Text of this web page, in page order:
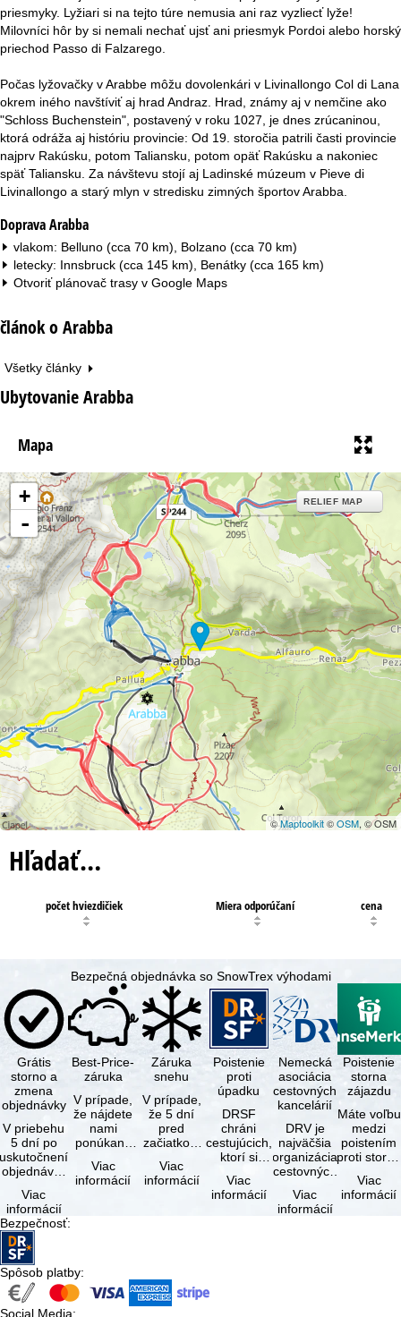
priesmyky. Lyžiari si na tejto túre nemusia ani raz vyzliecť lyže!
Milovníci hôr by si nemali nechať ujsť ani priesmyk Pordoi alebo horský
priechod Passo di Falzarego.
Počas lyžovačky v Arabbe môžu dovolenkári v Livinallongo Col di Lana
okrem iného navštíviť aj hrad Andraz. Hrad, známy aj v nemčine ako
"Schloss Buchenstein", postavený v roku 1027, je dnes zrúcaninou,
ktorá odráža aj históriu provincie: Od 19. storočia patrili časti provincie
najprv Rakúsku, potom Taliansku, potom opäť Rakúsku a nakoniec
späť Taliansku. Za návštevu stojí aj Ladinské múzeum v Pieve di
Livinallongo a starý mlyn v stredisku zimných športov Arabba.
Doprava Arabba
vlakom: Belluno (cca 70 km), Bolzano (cca 70 km)
letecky: Innsbruck (cca 145 km), Benátky (cca 165 km)
Otvoriť plánovač trasy v Google Maps
článok o Arabba
Všetky články
Ubytovanie Arabba
Mapa
+
-
RELIEF MAP
©Maptoolkit©OSM, © OSM
Hľadať…
počet hviezdičiek Miera odporúčaní cena
Bezpečná objednávka so SnowTrex výhodami
Grátis
storno a
zmena
objednávky
V priebehu
5 dní po
uskutočnení
objednávky
tejto
objednávky
bezplatne
…
Viac
informácií
Best-Price-
záruka
V prípade,
že nájdete
nami
ponúkaný
rovnakými
službami
Viac
informácií
Záruka
snehu
V prípade,
že 5 dní
pred
začiatkom
(deň
príjazdu)
Viac
informácií
Poistenie
proti
úpadku
DRSF
chráni
cestujúcich,
ktorí si
zájazd
alebo
Viac
informácií
Nemecká
asociácia
cestovných
kancelárií
DRV je
najväčšia
organizácia
cestovných
organizátorov
zájazdov v …
Viac
informácií
Poistenie
storna
zájazdu
Máte voľbu
medzi
poistením
proti stornu
cestovným
Viac
informácií
Bezpečnosť:
Spôsob platby:
Social Media: